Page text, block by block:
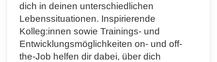
dich in deinen unterschiedlichen
Lebenssituationen. Inspirierende
Kolleg:innen sowie Trainings- und
Entwicklungsmöglichkeiten on- und off-
the-Job helfen dir dabei, über dich